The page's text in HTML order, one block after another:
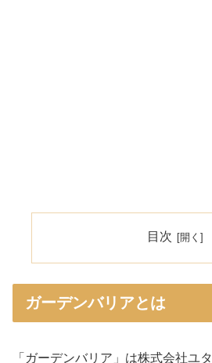
目次
ガーデンバリアとは
「ガーデンバリア」は株式会社ユ